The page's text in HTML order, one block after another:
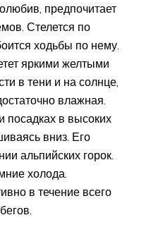
предпочитает
Стелется по
ходьбы по нему.
яркими желтыми
в тени и на солнце,
влажная.
посадках в высоких
вниз. Его
альпийских горок.
холода.
в течение всего